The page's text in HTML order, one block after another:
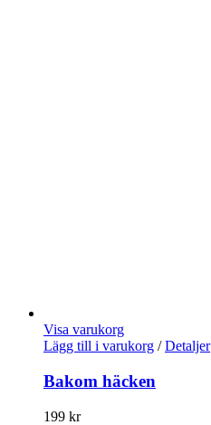
Visa varukorg
Lägg till i varukorg / Detaljer
Bakom häcken
199 kr